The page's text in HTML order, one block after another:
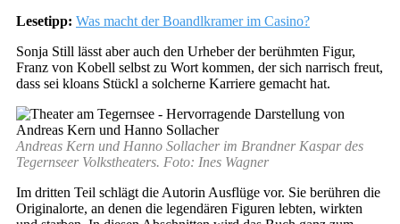
Lesetipp: Was macht der Boandlkramer im Casino?
Sonja Still lässt aber auch den Urheber der berühmten Figur,
Franz von Kobell selbst zu Wort kommen, der sich narrisch freut,
dass sei kloans Stückl a solcherne Karriere gemacht hat.
Andreas Kern und Hanno Sollacher im Brandner Kaspar des
Tegernseer Volkstheaters. Foto: Ines Wagner
Im dritten Teil schlägt die Autorin Ausflüge vor. Sie berühren die
Originalorte, an denen die legendären Figuren lebten, wirkten